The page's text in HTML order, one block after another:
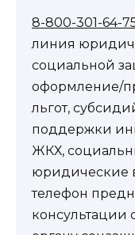
8-800-301-64-
линия
социальной
оформление/
льгот,
поддержки
ЖКХ,
юридические
телефон
консультации